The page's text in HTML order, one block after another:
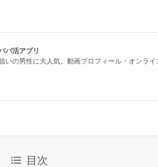
パ活アプリ
いの男性に大人気。動画プロフィール・オンラ
目次